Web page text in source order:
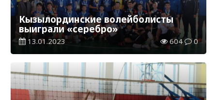
Кызылординские волейболисты
выиграли «серебро»
13.01.2023 604 0